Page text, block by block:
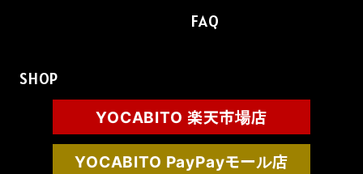
FAQ
SHOP
YOCABITO 楽天市場店
YOCABITO PayPayモール店